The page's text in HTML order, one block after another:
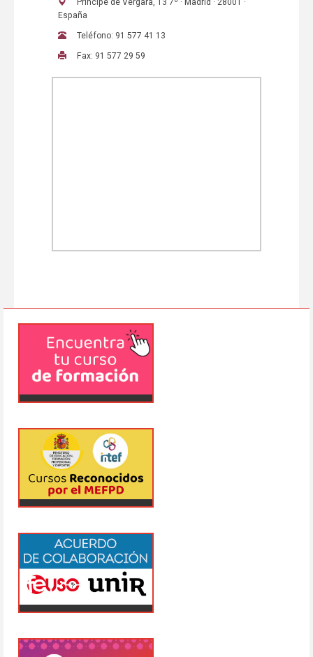
Príncipe de Vergara, 13 7º · Madrid · 28001 ·
España
Teléfono: 91 577 41 13
Fax: 91 577 29 59